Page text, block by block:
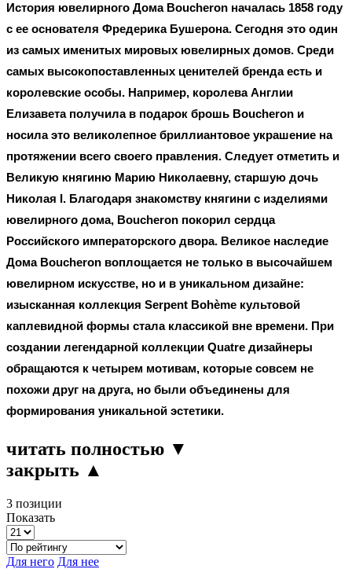
История ювелирного Дома Boucheron началась 1858 году
с ее основателя Фредерика Бушерона. Сегодня это один
из самых именитых мировых ювелирных домов. Среди
самых высокопоставленных ценителей бренда есть и
королевские особы. Например, королева Англии
Елизавета получила в подарок брошь Boucheron и
носила это великолепное бриллиантовое украшение на
протяжении всего своего правления. Следует отметить и
Великую княгиню Марию Николаевну, старшую дочь
Николая I. Благодаря знакомству княгини с изделиями
ювелирного дома, Boucheron покорил сердца
Российского императорского двора. Великое наследие
ДомаBoucheron воплощается не только в высочайшем
ювелирном искусстве, но и в уникальном дизайне:
изысканная коллекция Serpent Bohème культовой
каплевидной формы стала классикой вне времени. При
создании легендарной коллекции Quatre дизайнеры
обращаются к четырем мотивам, которые совсем не
похожи друг на друга, но были объединены для
формирования уникальной эстетики.
читать полностью ▼
закрыть ▲
3 позиции
Показать
Для него Для нее